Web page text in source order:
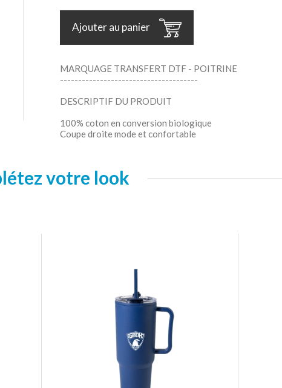
Ajouter au panier
MARQUAGE TRANSFERT DTF - POITRINE
--------------------------------------
DESCRIPTIF DU PRODUIT
100% coton en conversion biologique
Coupe droite mode et confortable
votre look